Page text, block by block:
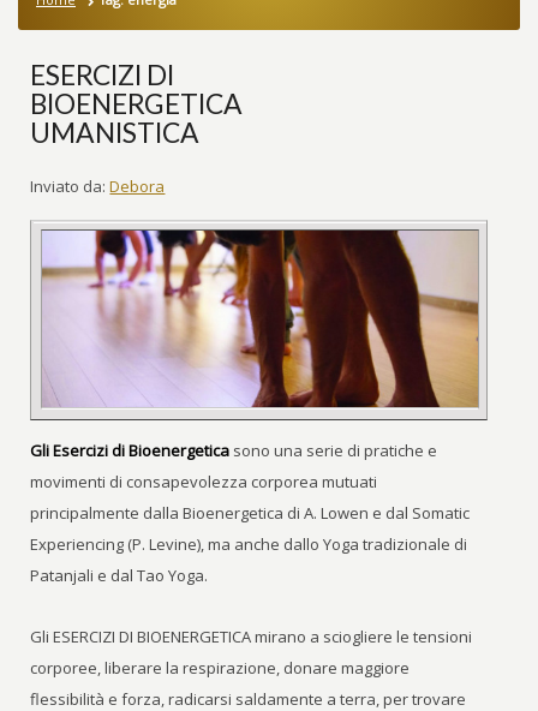
ESERCIZI DI
BIOENERGETICA
UMANISTICA
Inviato da: Debora
Gli Esercizi di Bioenergetica sono una serie di pratiche e
movimenti di consapevolezza corporea mutuati
principalmente dalla Bioenergetica di A. Lowen e dal Somatic
Experiencing (P. Levine), ma anche dallo Yoga tradizionale di
Patanjali e dal Tao Yoga.
Gli ESERCIZI DI BIOENERGETICA mirano a sciogliere le tensioni
corporee, liberare la respirazione, donare maggiore
flessibilità e forza, radicarsi saldamente a terra, per trovare